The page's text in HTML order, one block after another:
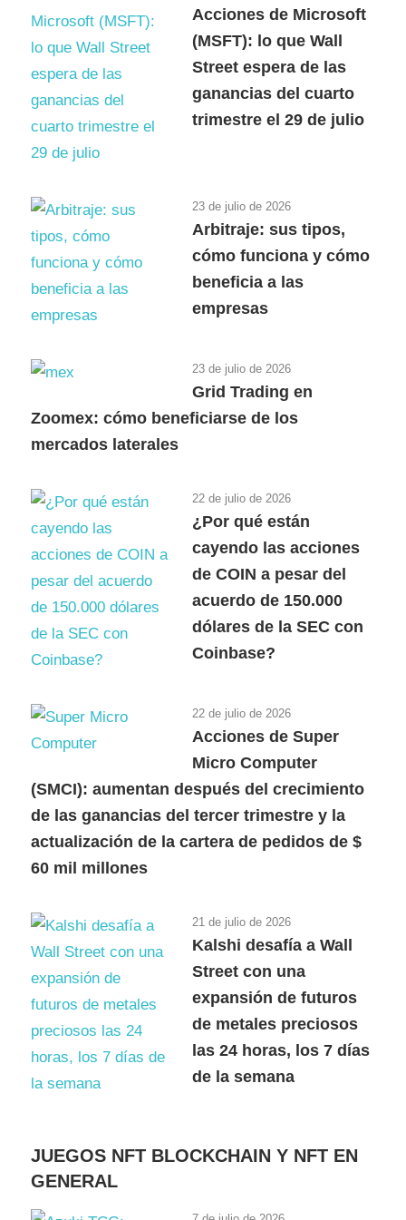
Acciones de Microsoft
(MSFT): lo que Wall
Street espera de las
ganancias del cuarto
trimestre el 29 de julio
23 de julio de 2026
Arbitraje: sus tipos,
cómo funciona y cómo
beneficia a las
empresas
23 de julio de 2026
Grid Trading en
Zoomex: cómo beneficiarse de los
mercados laterales
22 de julio de 2026
¿Por qué están
cayendo las acciones
de COIN a pesar del
acuerdo de 150.000
dólares de la SEC con
Coinbase?
22 de julio de 2026
Acciones de Super
Micro Computer
(SMCI): aumentan después del crecimiento
de las ganancias del tercer trimestre y la
actualización de la cartera de pedidos de $
60 mil millones
21 de julio de 2026
Kalshi desafía a Wall
Street con una
expansión de futuros
de metales preciosos
las 24 horas, los 7 días
de la semana
JUEGOS NFT BLOCKCHAIN Y NFT EN
GENERAL